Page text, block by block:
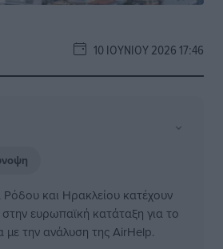
10 ΙΟΥΝΊΟΥ 2026 17:46
⌄
και Ηρακλείου κατέχουν
στην ευρωπαϊκή κατάταξη για το
την ανάλυση της AirHelp.